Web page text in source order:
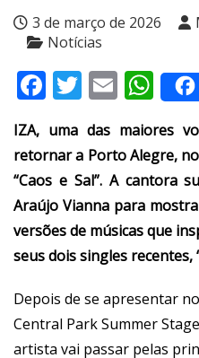
3 de março de 2026
Notícias
Facebook
Twitter
Email
IZA, uma das maiores
retornar a Porto Alegre,
“Caos e Sal”. A cantora
Araújo Vianna para
versões de músicas que
seus dois singles recentes,
Depois de se apresentar
Central Park Summer
artista vai passar pelas